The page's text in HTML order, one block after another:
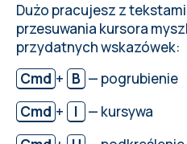
Dużo pracujesz z
przesuwania kursora
przydatnych wskazówek:
Cmd + B — pogrubienie
Cmd + I
— kursywa